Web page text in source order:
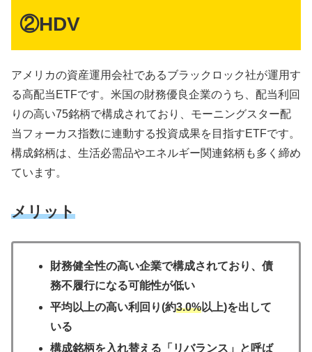
②HDV
アメリカの資産運用会社であるブラックロック社が運用す
る高配当ETFです。米国の財務優良企業のうち、配当利回
りの高い75銘柄で構成されており、モーニングスター配
当フォーカス指数に連動する投資成果を目指すETFです。
構成銘柄は、生活必需品やエネルギー関連銘柄も多く締め
ています。
メリット
財務健全性の高い企業で構成されており、債
務不履行になる可能性が低い
平均以上の高い利回り(約3.0%以上)を出して
いる
構成銘柄を入れ替える「リバランス」と呼ば